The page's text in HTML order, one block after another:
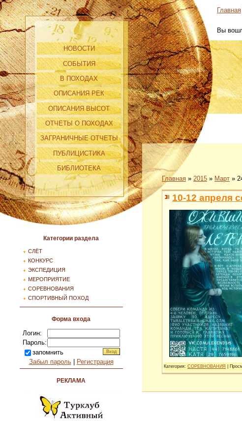
НОВОСТИ
СОБЫТИЯ
В ПОХОДАХ
ОПИСАНИЯ РЕК
ОПИСАНИЯ ВЫСОТ
ОТЧЕТЫ О ПОХОДАХ
ЗАГРАНИЧНЫЕ ОТЧЕТЫ
ПУБЛИЦИСТИКА
БИБЛИОТЕКА
Категории раздела
СЛЁТ
КОНКУРС
ЭКСПЕДИЦИЯ
МЕРОПРИЯТИЕ
СОРЕВНОВАНИЯ
СПОРТИВНЫЙ ПОХОД
Форма входа
Логин:
Пароль:
запомнить
Забыл пароль| Регистрация
РЕКЛАМА
Главная
Вы
Главная » 2015 » Март »
10-12 апреля
Категория: СОРЕВНОВАНИЯ |